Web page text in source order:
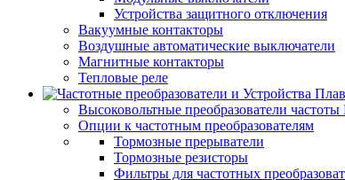
Устройства защитного отключения
Вакуумные контакторы
Воздушные автоматические выключатели
Магнитные контакторы
Тепловые реле
Высоковольтные преобразователи
Опции к частотным преобразователям
Тормозные прерыватели
Тормозные резисторы
Фильтры для частотных